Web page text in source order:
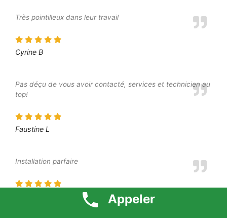
Très pointilleux dans leur travail
Cyrine B
Pas déçu de vous avoir contacté, services et technicien au
top!
Faustine L
Installation parfaire
Appeler